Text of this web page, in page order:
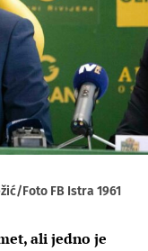
Foto FB Istra 1961
ali jedno je